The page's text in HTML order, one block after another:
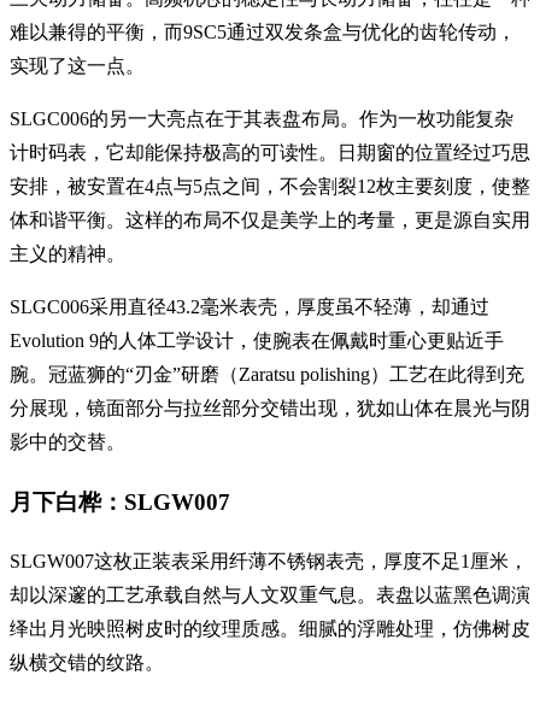
难以兼得的平衡，而9SC5通过双发条盒与优化的齿轮传动，
实现了这一点。
SLGC006的另一大亮点在于其表盘布局。作为一枚功能复杂
计时码表，它却能保持极高的可读性。日期窗的位置经过巧思
安排，被安置在4点与5点之间，不会割裂12枚主要刻度，使整
体和谐平衡。这样的布局不仅是美学上的考量，更是源自实用
主义的精神。
SLGC006采用直径43.2毫米表壳，厚度虽不轻薄，却通过
Evolution 9的人体工学设计，使腕表在佩戴时重心更贴近手
腕。冠蓝狮的“刃金”研磨（Zaratsu polishing）工艺在此得到充
分展现，镜面部分与拉丝部分交错出现，犹如山体在晨光与阴
影中的交替。
月下白桦：SLGW007
SLGW007这枚正装表采用纤薄不锈钢表壳，厚度不足1厘米，
却以深邃的工艺承载自然与人文双重气息。表盘以蓝黑色调演
绎出月光映照树皮时的纹理质感。细腻的浮雕处理，仿佛树皮
纵横交错的纹路。